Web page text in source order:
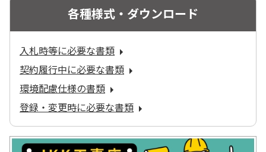
各種様式・ダウンロード
入札時等に必要な書類
契約履行中に必要な書類
環境配慮仕様の書類
登録・変更時に必要な書類